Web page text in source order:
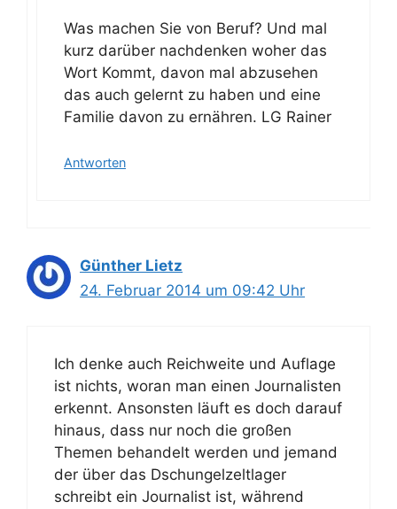
Was machen Sie von Beruf? Und mal
kurz darüber nachdenken woher das
Wort Kommt, davon mal abzusehen
das auch gelernt zu haben und eine
Familie davon zu ernähren. LG Rainer
Antworten
Günther Lietz
24. Februar 2014 um 09:42 Uhr
Ich denke auch Reichweite und Auflage
ist nichts, woran man einen Journalisten
erkennt. Ansonsten läuft es doch darauf
hinaus, dass nur noch die großen
Themen behandelt werden und jemand
der über das Dschungelzeltlager
schreibt ein Journalist ist, während